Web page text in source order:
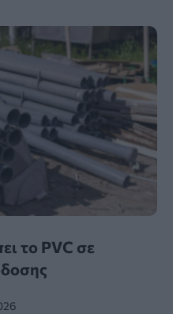
το PVC σε